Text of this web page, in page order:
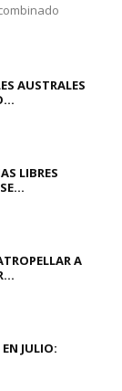
AUSTRALES
LIBRES
A
JULIO: